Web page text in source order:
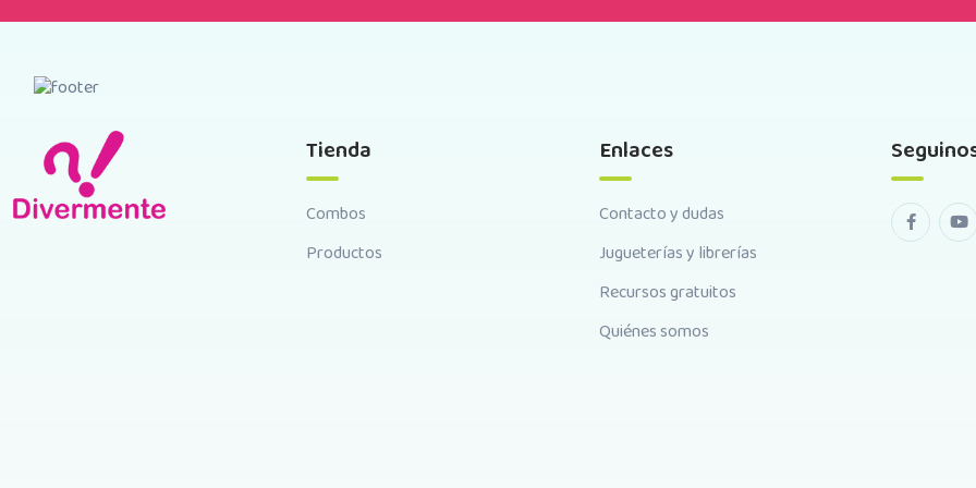
Tienda
Combos
Productos
Enlaces
Contacto y dudas
Jugueterías y librerías
Recursos gratuitos
Quiénes somos